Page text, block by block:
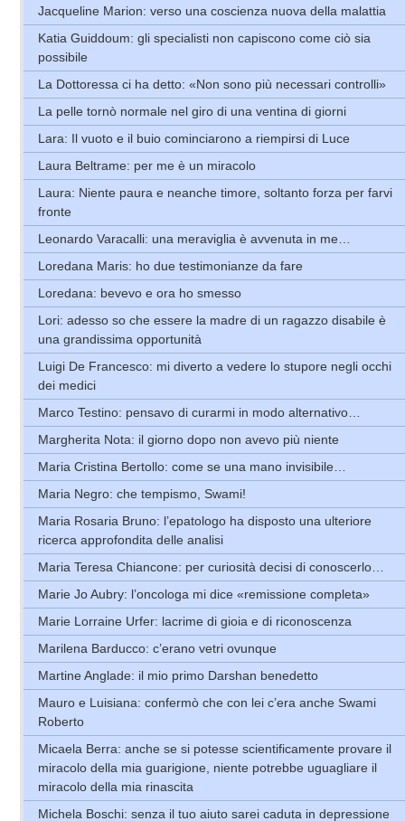
Jacqueline Marion: verso una coscienza nuova della malattia
Katia Guiddoum: gli specialisti non capiscono come ciò sia
possibile
La Dottoressa ci ha detto: «Non sono più necessari controlli»
La pelle tornò normale nel giro di una ventina di giorni
Lara: Il vuoto e il buio cominciarono a riempirsi di Luce
Laura Beltrame: per me è un miracolo
Laura: Niente paura e neanche timore, soltanto forza per farvi
fronte
Leonardo Varacalli: una meraviglia è avvenuta in me…
Loredana Maris: ho due testimonianze da fare
Loredana: bevevo e ora ho smesso
Lori: adesso so che essere la madre di un ragazzo disabile è
una grandissima opportunità
Luigi De Francesco: mi diverto a vedere lo stupore negli occhi
dei medici
Marco Testino: pensavo di curarmi in modo alternativo…
Margherita Nota: il giorno dopo non avevo più niente
Maria Cristina Bertollo: come se una mano invisibile…
Maria Negro: che tempismo, Swami!
Maria Rosaria Bruno: l’epatologo ha disposto una ulteriore
ricerca approfondita delle analisi
Maria Teresa Chiancone: per curiosità decisi di conoscerlo…
Marie Jo Aubry: l’oncologa mi dice «remissione completa»
Marie Lorraine Urfer: lacrime di gioia e di riconoscenza
Marilena Barducco: c’erano vetri ovunque
Martine Anglade: il mio primo Darshan benedetto
Mauro e Luisiana: confermò che con lei c’era anche Swami
Roberto
Micaela Berra: anche se si potesse scientificamente provare il
miracolo della mia guarigione, niente potrebbe uguagliare il
miracolo della mia rinascita
Michela Boschi: senza il tuo aiuto sarei caduta in depressione